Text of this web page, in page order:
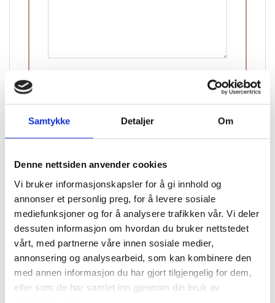
Samtykke Detaljer Om
Denne nettsiden anvender cookies
Vi bruker informasjonskapsler for å gi innhold og
annonser et personlig preg, for å levere sosiale
mediefunksjoner og for å analysere trafikken vår. Vi deler
dessuten informasjon om hvordan du bruker nettstedet
vårt, med partnerne våre innen sosiale medier,
annonsering og analysearbeid, som kan kombinere den
med annen informasjon du har gjort tilgjengelig for dem,
eller som de har samlet inn gjennom din bruk av
E-post